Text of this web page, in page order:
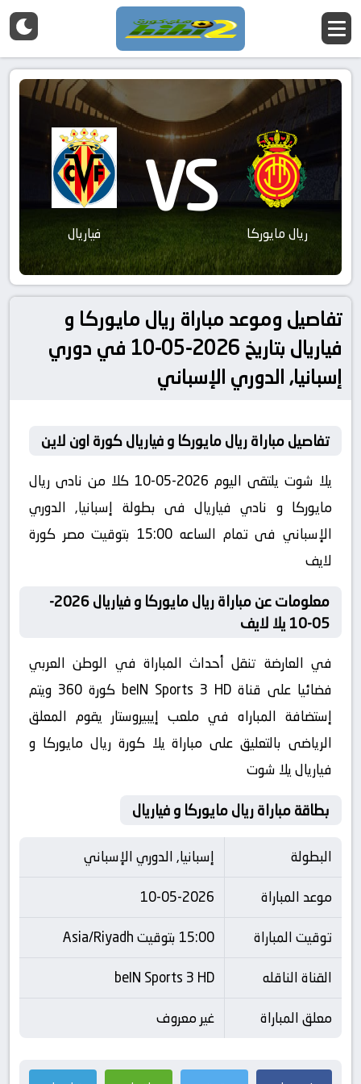
ريال مايوركا VS فياريال
تفاصيل وموعد مباراة ريال مايوركا و
فياريال بتاريخ 2026-05-10 في دوري
إسبانيا, الدوري الإسباني
تفاصيل مباراة ريال مايوركا و فياريال كورة اون لاين
يلا شوت يلتقى اليوم 2026-05-10 كلا من نادى ريال
مايوركا و نادي فياريال فى بطولة إسبانيا, الدوري
الإسباني فى تمام الساعه 15:00 بتوقيت مصر كورة
لايف
معلومات عن مباراة ريال مايوركا و فياريال 2026-
05-10 يلا لايف
في العارضة تنقل أحداث المباراة في الوطن العربي
فضائيا على قناة beIN Sports 3 HD كورة 360 ويتم
إستضافة المباراه في ملعب إيبيروستار يقوم المعلق
الرياضى بالتعليق على مباراة يلا كورة ريال مايوركا و
فياريال يلا شوت
بطاقة مباراة ريال مايوركا و فياريال
البطولة
إسبانيا, الدوري الإسباني
موعد المباراة
10-05-2026
توقيت المباراة
15:00 بتوقيت Asia/Riyadh
القناة الناقله
beIN Sports 3 HD
معلق المباراة
غير معروف